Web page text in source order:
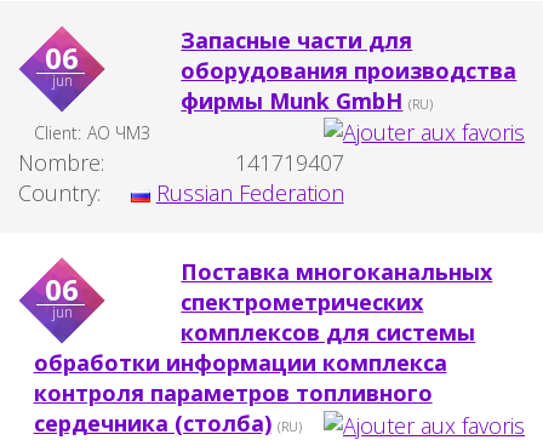
06
jun
Запасные части для
оборудования производства
фирмы Munk GmbH (RU)
Client: АО ЧМЗ
Nombre:
141719407
Country:
Russian Federation
06
jun
Поставка многоканальных
спектрометрических
комплексов для системы
обработки информации комплекса
контроля параметров топливного
сердечника (столба) (RU)